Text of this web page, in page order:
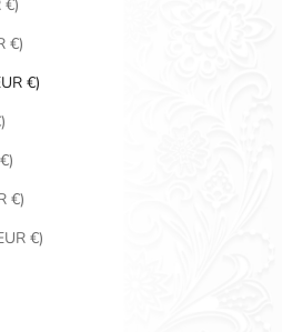
€)
€)
€)
€)
€)